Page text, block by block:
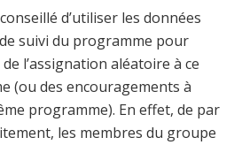
d’utiliser les données
suivi du programme pour
l’assignation aléatoire à ce
(ou des encouragements à
programme). En effet, de par
les membres du groupe